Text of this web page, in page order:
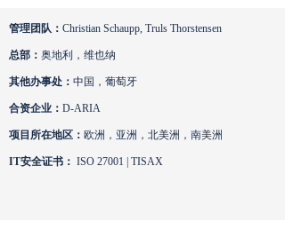
管理团队： Christian Schaupp, Truls Thorstensen
总部： 奥地利，维也纳
其他办事处： 中国，葡萄牙
合资企业： D-ARIA
项目所在地区： 欧洲，亚洲，北美洲，南美洲
IT安全证书： ISO 27001 | TISAX